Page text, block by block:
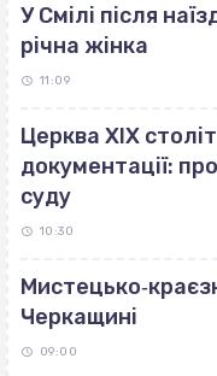
У Смілі після
річна жінка
11:09
Церква ХІХ
документації:
суду
10:30
Черкащині
09:00